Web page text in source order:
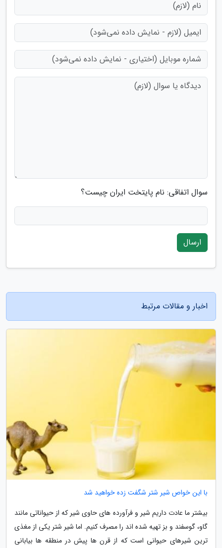
سوال اتفاقی: نام پایتخت ایران چیست؟
ارسال
اخبار و مقالات مرتبط
با این خواص شیر شتر شگفت زده خواهید شد
بیشتر ما عادت داریم شیر و فرآورده های حاوی شیر که از حیواناتی مانند
گاو، گوسفند و بز تهیه شده اند را مصرف کنیم. اما شیر شتر یکی از مغذی
ترین شیرهای حیوانی است که از قرن ها پیش در منطقه ها بیابانی